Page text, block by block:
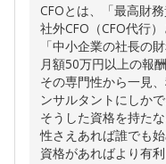
CFOとは、「最高財務
社外CFO（CFO代行
「中小企業の社長の
月額50万円以上の報
その専門性から一見
ンサルタントにしか
そうした資格を持た
性さえあれば誰でも
資格があればより有